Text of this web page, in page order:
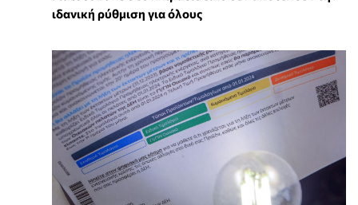
ιδανική ρύθμιση για όλους